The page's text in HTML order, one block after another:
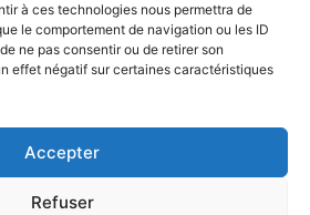
à ces technologies nous permettra de
le comportement de navigation ou les ID
ne pas consentir ou de retirer son
effet négatif sur certaines caractéristiques
Accepter
Refuser
Est,